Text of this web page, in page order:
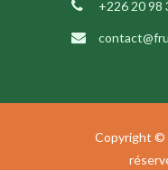
+226 20 98
Copyright ©